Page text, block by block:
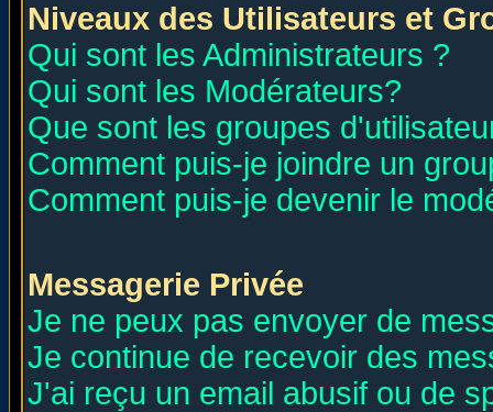
Niveaux des Utilisateurs et
Qui sont les Administrateurs ?
Qui sont les Modérateurs?
Que sont les groupes
Comment puis-je joindre un
Comment puis-je devenir le
Messagerie Privée
Je ne peux pas envoyer de
Je continue de recevoir des
J'ai reçu un email abusif ou de